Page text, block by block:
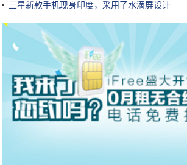
三星新款手机现身印度，采用了水滴屏设计